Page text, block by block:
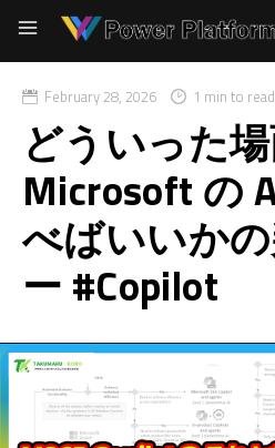
February 28, 2026 1 min to read
どういった
Microsoft の
べばいいか
ー #Copilot